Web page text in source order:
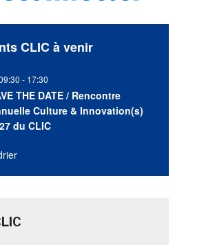
CLIC à venir
- 17:30
THE DATE / Rencontre
Culture & Innovation(s)
du CLIC